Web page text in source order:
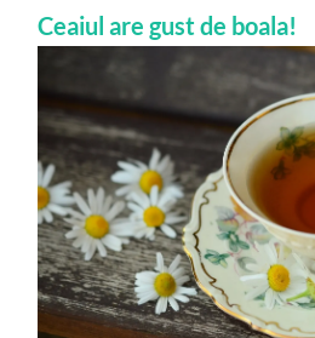
Ceaiul are gust de boala!